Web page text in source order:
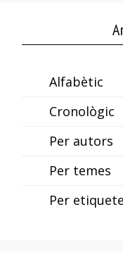
Alfabètic
Cronològic
Per autors
Per temes
Per